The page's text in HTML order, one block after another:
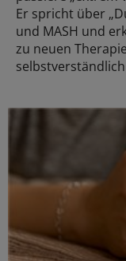
Er spricht über
und MASH und
zu neuen